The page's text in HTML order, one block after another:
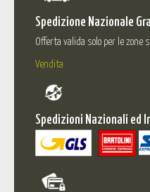
Spedizione Nazionale
Offerta valida solo per le zone
Vendita
Spedizioni Nazionali ed